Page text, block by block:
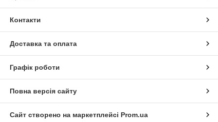
Контакти
Доставка та оплата
Графік роботи
Повна версія сайту
Сайт створено на маркетплейсі Prom.ua